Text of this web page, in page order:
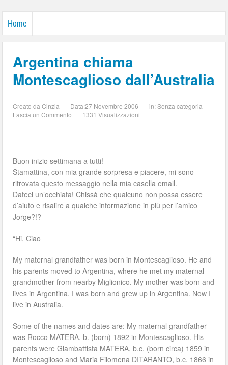
Home
Argentina chiama
Montescaglioso dall’Australia
Creato daCinzia Data:27 Novembre 2006
in: Senza categoria
Lascia un Commento
1331 Visualizzazioni
Buon inizio settimana a tutti!
Stamattina, con mia grande sorpresa e piacere, mi sono
ritrovata questo messaggio nella mia casella email.
Dateci un’occhiata! Chissà che qualcuno non possa essere
d’aiuto e risalire a qualche informazione in più per l’amico
Jorge?!?
“Hi, Ciao
My maternal grandfather was born in Montescaglioso. He and
his parents moved to Argentina, where he met my maternal
grandmother from nearby Miglionico. My mother was born and
lives in Argentina. I was born and grew up in Argentina. Now I
live in Australia.
Some of the names and dates are: My maternal grandfather
was Rocco MATERA, b. (born) 1892 in Montescaglioso. His
parents were Giambattista MATERA, b.c. (born circa) 1859 in
Montescaglioso and Maria Filomena DITARANTO, b.c. 1866 in